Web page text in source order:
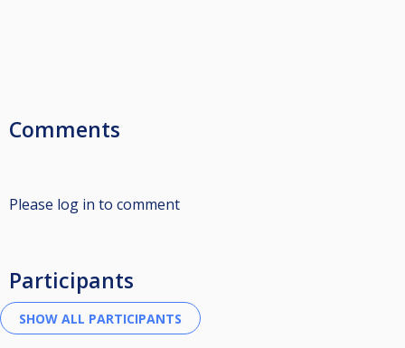
Comments
Please log in to comment
Participants